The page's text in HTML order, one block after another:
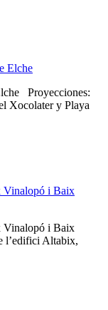
Elche
Proyecciones:
Xocolater y Playa
Vinalopó i Baix
Vinalopó i Baix
l’edifici Altabix,